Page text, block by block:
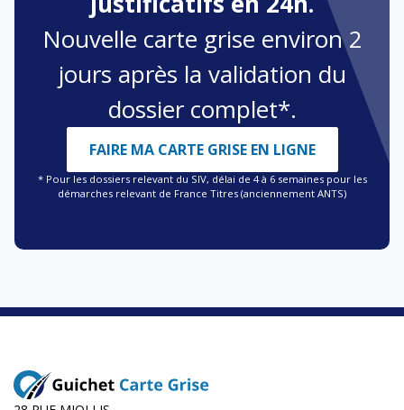
Nouvelle carte grise environ 2
jours après la validation du
dossier complet*.
FAIRE MA CARTE GRISE EN LIGNE
* Pour les dossiers relevant du SIV, délai de 4 à 6 semaines pour les
démarches relevant de France Titres (anciennement ANTS)